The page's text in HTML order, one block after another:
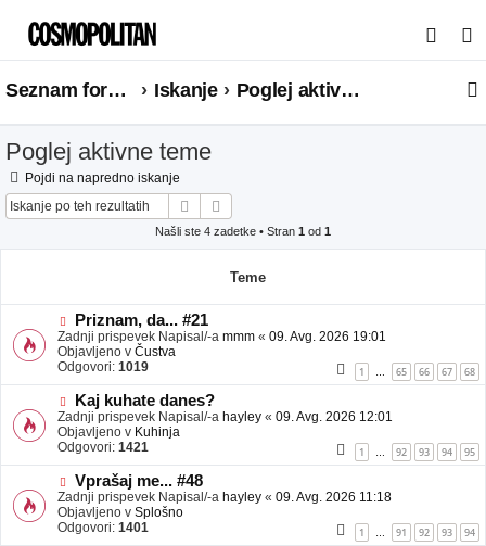
s
a
Seznam forumov Iskanje Poglej aktivne teme
Poglej aktivne teme
Pojdi na napredno iskanje
Iskanje
Našli ste 4 zadetke • Stran 1 od 1
Teme
N
o
v
e
b
a
v
e
Priznam, da... #21
Zadnji prispevek Napisal/-a mmm « 09. Avg. 2026 19:01
Objavljeno v Čustva
Odgovori: 1019 1 … 65 66 67 68
N
o
v
e
b
a
v
e
Kaj kuhate danes?
Zadnji prispevek Napisal/-a hayley « 09. Avg. 2026 12:01
Objavljeno v Kuhinja
Odgovori: 1421 1 … 92 93 94 95
N
o
v
e
Vprašaj me... #48
Zadnji prispevek Napisal/-a hayley « 09. Avg. 2026 11:18
Objavljeno v Splošno
Odgovori: 1401 1 91 92 93 94